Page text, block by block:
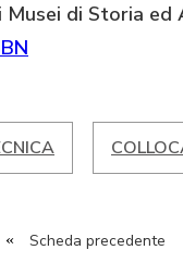
di Storia ed
« Scheda precedente